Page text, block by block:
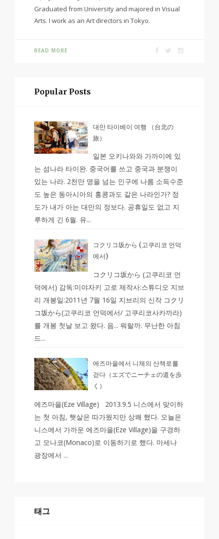
Graduated from University and majored in Visual
Arts. I work as an Art directors in Tokyo.
READ MORE
Popular Posts
대만 타이베이 여행 （台北の
旅）
일본 오키나와와 가까이에 있
는 섬나라 타이완. 중국어를 쓰고 중국과 분쟁이
있는 나라. 2천만 명을 넘는 인구에 나름 소득수준
도 높은 동아시아의 홍콩과도 같은 나라인가? 정
도가 내가 아는 대만의 정보다. 공휴일도 없고 지
루하게 긴 6월. 유...
コクリコ坂から (고쿠리코 언덕
에서)
コクリコ坂から (고쿠리코 언
덕에서) 감독:미야자키 고로 제작사:스튜디오 지브
리 개봉일:2011년 7월 16일 지브리의 신작 コクリ
コ坂から(고쿠리코 언덕에서/ 고쿠리코사카까라)
를 개봉 첫날 보고 왔다. 음... 뭐랄까. 무난한 아침
드...
에즈마을에서 니체의 산책로를
걷다（エズでニーチェの道を歩
く）
에즈마을(Eze Village) 2013.9.5 니스에서 맞이하
는 첫 아침, 햇살은 따가웠지만 상쾌 했다. 오늘은
니스에서 가까운 에즈마을(Eze Village)을 구경하
고 모나코(Monaco)로 이동하기로 했다. 마세나
광장에서 ...
태그